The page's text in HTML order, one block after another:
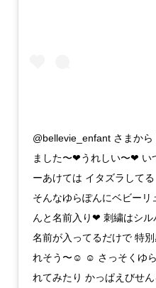
@bellevie_enfant さまか
ました〜❤︎うれしい〜❤︎ い
ーあけては イタズラして
そんなゆらぽんにベビー
んと名前入り❤︎ 刺繍はシル
名前が入ってるだけで 特
れそう〜☺︎ ☺︎ さっそくゆ
れてみたり かっぱえびせ